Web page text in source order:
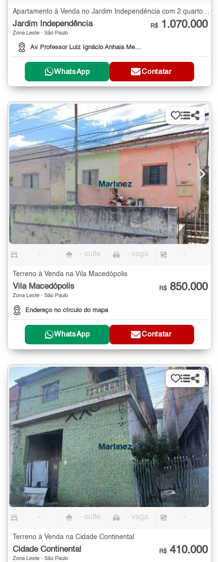
Apartamento à Venda no Jardim Independência com 2 quartos - 78 m²
Jardim Independência
Zona Leste - São Paulo
Av Professor Luiz Ignácio Anhaia Mello, 3660
R$ 1.070.000
WhatsApp Contatar
- - suíte - vaga -
Terreno à Venda na Vila Macedópolis
Vila Macedópolis
Zona Leste - São Paulo
Endereço no círculo do mapa
R$ 850.000
WhatsApp Contatar
- - suíte - vaga -
Terreno à Venda na Cidade Continental
Cidade Continental
Zona Leste - São Paulo
R$ 410.000